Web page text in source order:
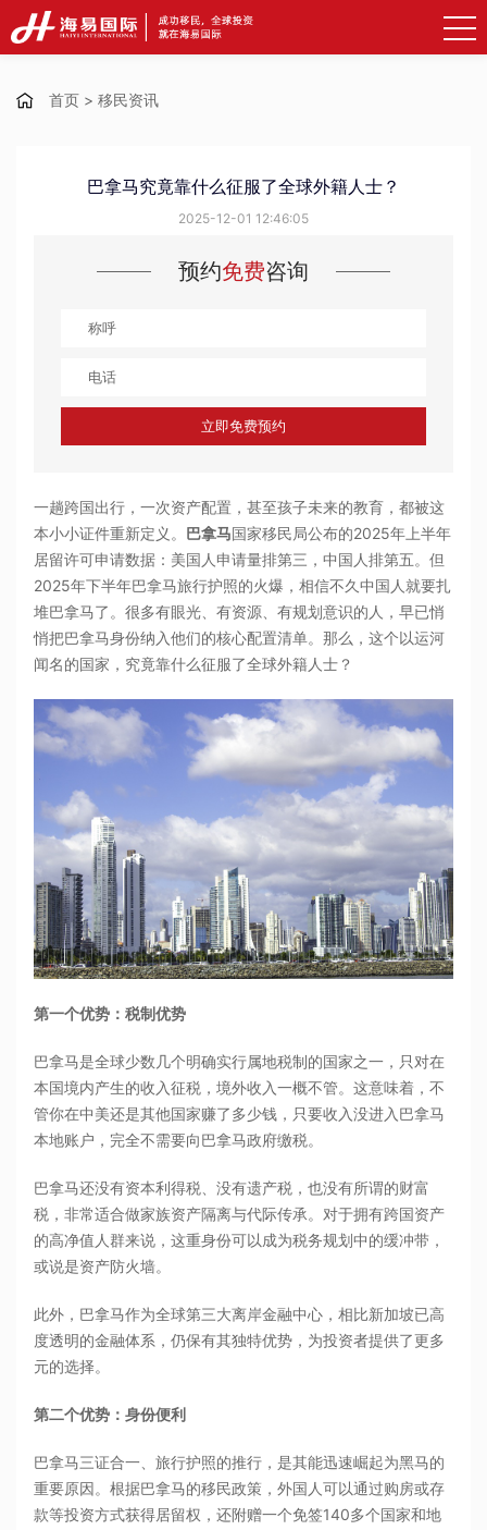
首页 > 移民资讯
巴拿马究竟靠什么征服了全球外籍人士？
2025-12-01 12:46:05
预约免费咨询
立即免费预约
一趟跨国出行，一次资产配置，甚至孩子未来的教育，都被这
本小小证件重新定义。 巴拿马国家移民局公布的2025年上半年
居留许可申请数据：美国人申请量排第三，中国人排第五。但
2025年下半年巴拿马旅行护照的火爆，相信不久中国人就要扎
堆巴拿马了。很多有眼光、有资源、有规划意识的人，早已悄
悄把巴拿马身份纳入他们的核心配置清单。那么，这个以运河
闻名的国家，究竟靠什么征服了全球外籍人士？
第一个优势：税制优势
巴拿马是全球少数几个明确实行属地税制的国家之一，只对在
本国境内产生的收入征税，境外收入一概不管。这意味着，不
管你在中美还是其他国家赚了多少钱，只要收入没进入巴拿马
本地账户，完全不需要向巴拿马政府缴税。
巴拿马还没有资本利得税、没有遗产税，也没有所谓的财富
税，非常适合做家族资产隔离与代际传承。对于拥有跨国资产
的高净值人群来说，这重身份可以成为税务规划中的缓冲带，
或说是资产防火墙。
此外，巴拿马作为全球第三大离岸金融中心，相比新加坡已高
度透明的金融体系，仍保有其独特优势，为投资者提供了更多
元的选择。
第二个优势：身份便利
巴拿马三证合一、旅行护照的推行，是其能迅速崛起为黑马的
重要原因。根据巴拿马的移民政策，外国人可以通过购房或存
款等投资方式获得居留权，还附赠一个免签140多个国家和地